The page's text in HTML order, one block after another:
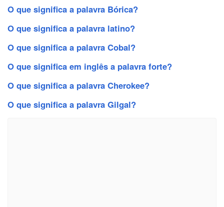
O que significa a palavra Bórica?
O que significa a palavra latino?
O que significa a palavra Cobal?
O que significa em inglês a palavra forte?
O que significa a palavra Cherokee?
O que significa a palavra Gilgal?